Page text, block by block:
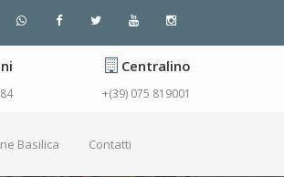
Centralino
+(39) 075 819001
Basilica Contatti